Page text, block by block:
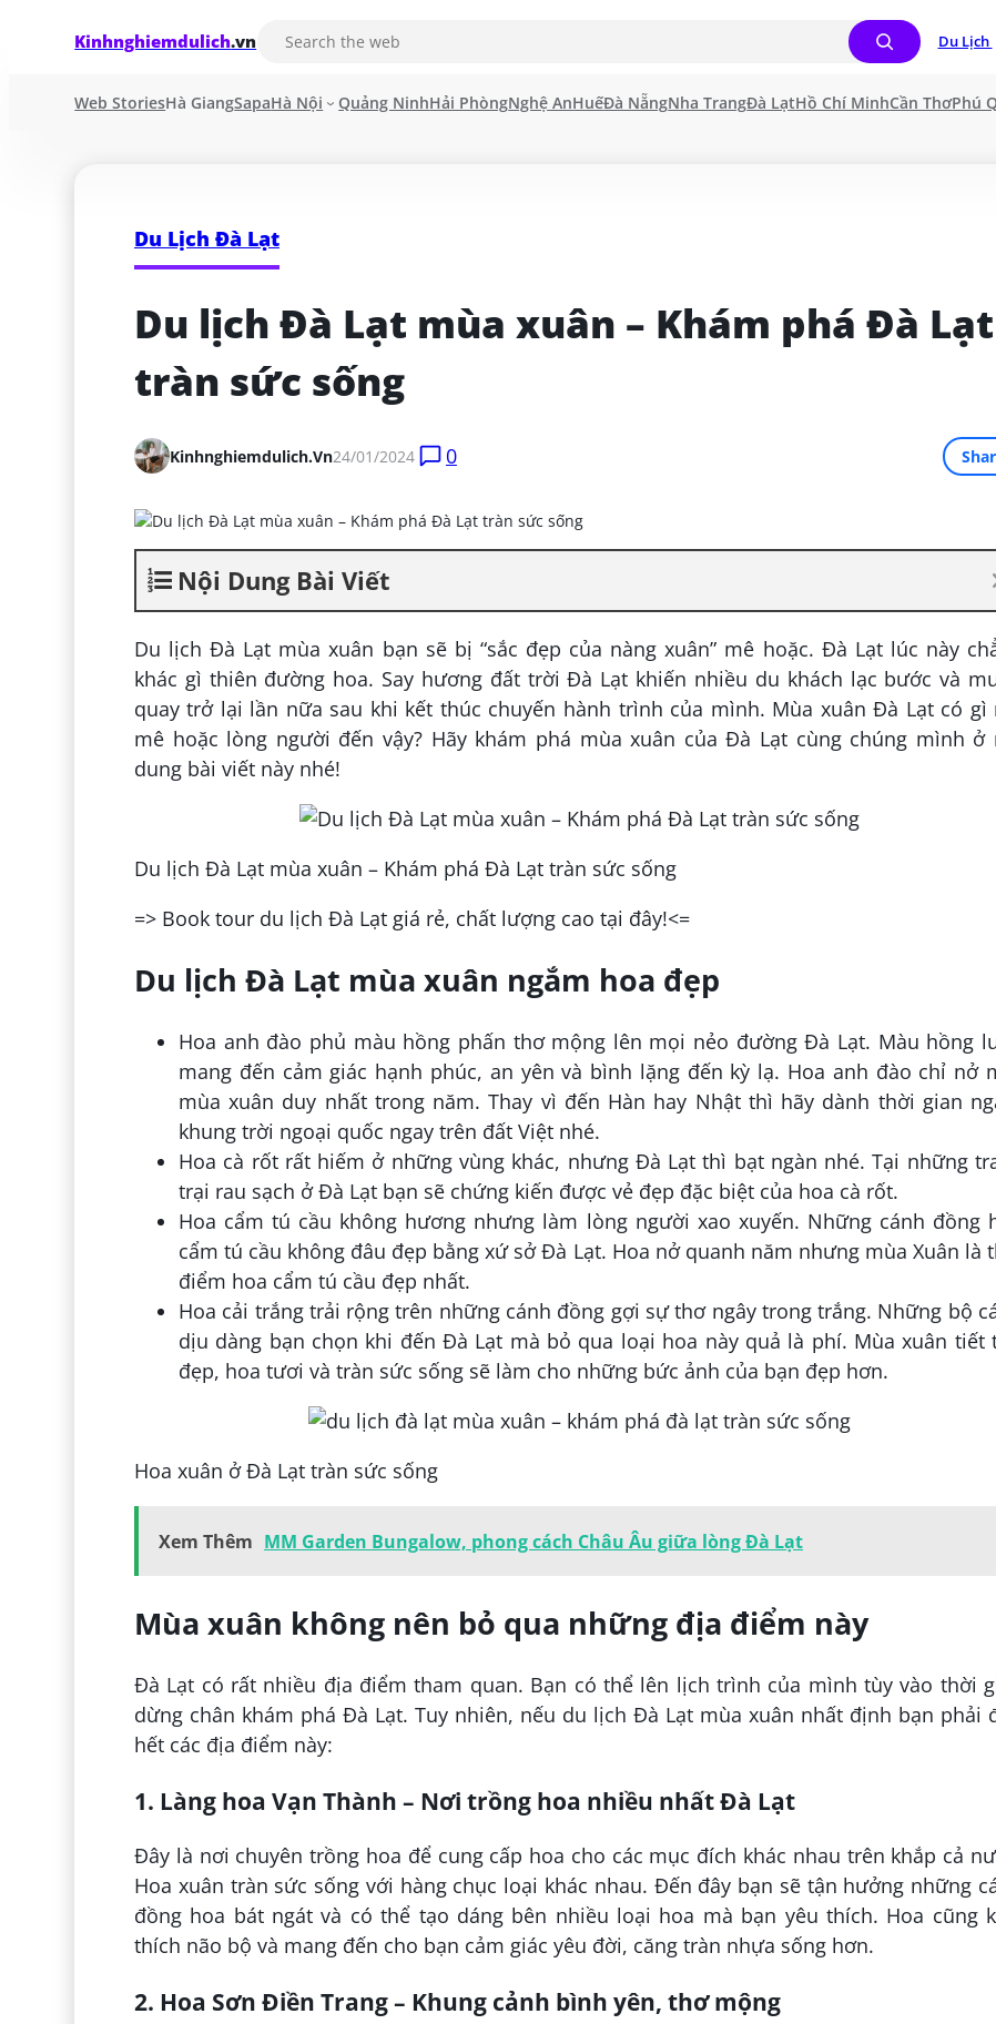
Kinhnghiemdulich.vn Du Lịch
Web StoriesHà GiangSapaHà Nội Quảng NinhHải PhòngNghệ AnHuếĐà NẵngNha TrangĐà LạtHồ Chí MinhCần ThơPhú
Du Lịch Đà Lạt
Du lịch Đà Lạt mùa xuân – Khám phá Đà Lạt
tràn sức sống
Kinhnghiemdulich.vn24/01/2024 0
Nội Dung Bài Viết
Du lịch Đà Lạt mùa xuân bạn sẽ bị “sắc đẹp của nàng xuân” mê hoặc. Đà Lạt lúc này
khác gì thiên đường hoa. Say hương đất trời Đà Lạt khiến nhiều du khách lạc bước và
quay trở lại lần nữa sau khi kết thúc chuyến hành trình của mình. Mùa xuân Đà Lạt có gì
mê hoặc lòng người đến vậy? Hãy khám phá mùa xuân của Đà Lạt cùng chúng mình ở
dung bài viết này nhé!
Du lịch Đà Lạt mùa xuân – Khám phá Đà Lạt tràn sức sống
=> Book tour du lịch Đà Lạt giá rẻ, chất lượng cao tại đây!<=
Du lịch Đà Lạt mùa xuân ngắm hoa đẹp
Hoa anh đào phủ màu hồng phấn thơ mộng lên mọi nẻo đường Đà Lạt. Màu hồng
mang đến cảm giác hạnh phúc, an yên và bình lặng đến kỳ lạ. Hoa anh đào chỉ nở
mùa xuân duy nhất trong năm. Thay vì đến Hàn hay Nhật thì hãy dành thời gian
khung trời ngoại quốc ngay trên đất Việt nhé.
Hoa cà rốt rất hiếm ở những vùng khác, nhưng Đà Lạt thì bạt ngàn nhé. Tại những
trại rau sạch ở Đà Lạt bạn sẽ chứng kiến được vẻ đẹp đặc biệt của hoa cà rốt.
Hoa cẩm tú cầu không hương nhưng làm lòng người xao xuyến. Những cánh đồng
cẩm tú cầu không đâu đẹp bằng xứ sở Đà Lạt. Hoa nở quanh năm nhưng mùa Xuân là
điểm hoa cẩm tú cầu đẹp nhất.
Hoa cải trắng trải rộng trên những cánh đồng gợi sự thơ ngây trong trắng. Những bộ
dịu dàng bạn chọn khi đến Đà Lạt mà bỏ qua loại hoa này quả là phí. Mùa xuân tiết
đẹp, hoa tươi và tràn sức sống sẽ làm cho những bức ảnh của bạn đẹp hơn.
Hoa xuân ở Đà Lạt tràn sức sống
Xem Thêm MM Garden Bungalow, phong cách Châu Âu giữa lòng Đà Lạt
Mùa xuân không nên bỏ qua những địa điểm này
Đà Lạt có rất nhiều địa điểm tham quan. Bạn có thể lên lịch trình của mình tùy vào thời
dừng chân khám phá Đà Lạt. Tuy nhiên, nếu du lịch Đà Lạt mùa xuân nhất định bạn phải
hết các địa điểm này:
1. Làng hoa Vạn Thành – Nơi trồng hoa nhiều nhất Đà Lạt
Đây là nơi chuyên trồng hoa để cung cấp hoa cho các mục đích khác nhau trên khắp cả
Hoa xuân tràn sức sống với hàng chục loại khác nhau. Đến đây bạn sẽ tận hưởng những
đồng hoa bát ngát và có thể tạo dáng bên nhiều loại hoa mà bạn yêu thích. Hoa cũng
thích não bộ và mang đến cho bạn cảm giác yêu đời, căng tràn nhựa sống hơn.
2. Hoa Sơn Điền Trang – Khung cảnh bình yên, thơ mộng